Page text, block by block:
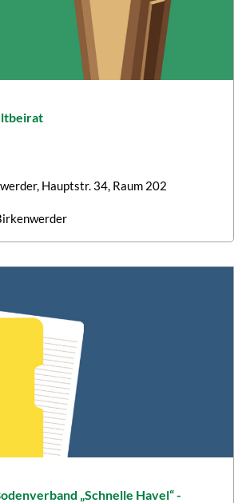
Hauptstr. 34, Raum 202
„Schnelle Havel“ -